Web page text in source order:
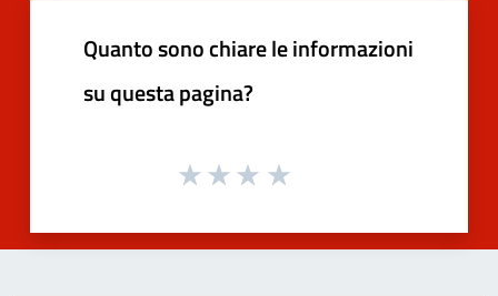
Quanto sono chiare le informazioni
su questa pagina?